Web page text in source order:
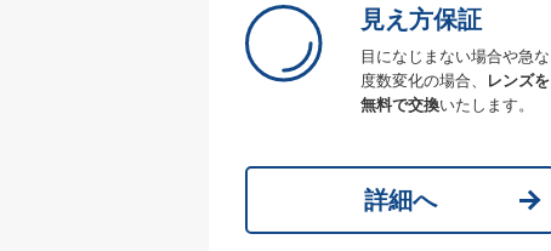
見え方保証
目になじまない場合や急な
度数変化の場合、
レンズを
無料で交換いたします。
詳細へ